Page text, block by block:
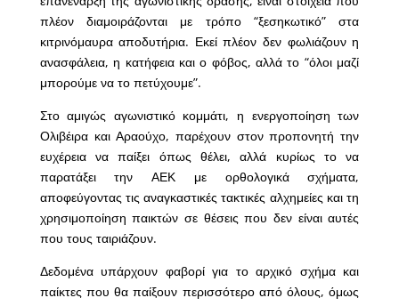
πλέον διαμοιράζονται με τρόπο “ξεσηκωτικό” στα
κιτρινόμαυρα αποδυτήρια. Εκεί πλέον δεν φωλιάζουν η
ανασφάλεια, η κατήφεια και ο φόβος, αλλά το “όλοι μαζί
μπορούμε να το πετύχουμε”.
Στο αμιγώς αγωνιστικό κομμάτι, η ενεργοποίηση των
Ολιβέιρα και Αραούχο, παρέχουν στον προπονητή την
ευχέρεια να παίξει όπως θέλει, αλλά κυρίως το να
παρατάξει την ΑΕΚ με ορθολογικά σχήματα,
αποφεύγοντας τις αναγκαστικές τακτικές αλχημείες και τη
χρησιμοποίηση παικτών σε θέσεις που δεν είναι αυτές
που τους ταιριάζουν.
Δεδομένα υπάρχουν φαβορί για το αρχικό σχήμα και
παίκτες που θα παίξουν περισσότερο από όλους, όμως